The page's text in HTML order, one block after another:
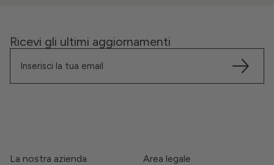
Ricevi gli ultimi aggiornamenti
La nostra azienda Area legale